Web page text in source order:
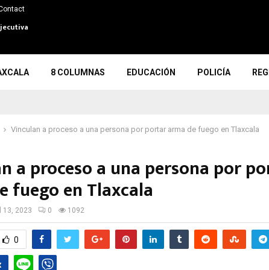
8 COLUMNAS EDUCACIÓN POLICÍA
Vinculan a proceso a una persona por portar arma de fuego en Tlaxcala
a proceso a una persona por
fuego en Tlaxcala
13, 2023 0 1092
0